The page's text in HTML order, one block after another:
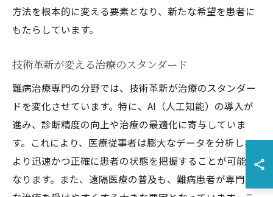
方法を根本的に変える要素となり、新たな希望を患者に
もたらしています。
技術革新が変える治療のスタンダード
難病治療専門の分野では、技術革新が治療のスタンダー
ドを変化させています。特に、AI（人工知能）の導入が
進み、診断精度の向上や治療の最適化に寄与していま
す。これにより、医療従事者は膨大なデータを分析し、
より迅速かつ正確に患者の状態を把握することが可能に
なります。また、遠隔医療の普及も、難病患者が専門的